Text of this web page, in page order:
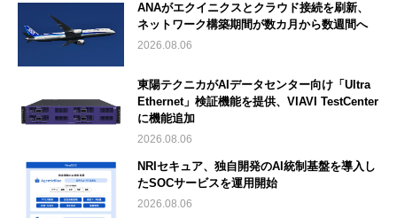
ANAがエクイニクスとクラウド接続を刷新、
ネットワーク構築期間が数カ月から数週間へ
2026.08.06
東陽テクニカがAIデータセンター向け「Ultra
Ethernet」検証機能を提供、VIAVI TestCenter
に機能追加
2026.08.06
NRIセキュア、独自開発のAI統制基盤を導入し
たSOCサービスを運用開始
2026.08.06